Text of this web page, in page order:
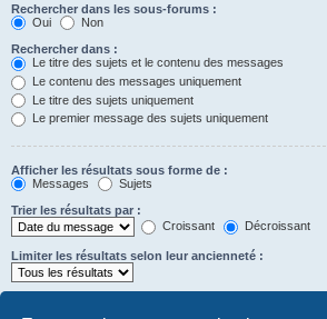
Rechercher dans les sous-forums :
Oui
Non
Rechercher dans :
Le titre des sujets et le contenu des messages
Le contenu des messages uniquement
Le titre des sujets uniquement
Le premier message des sujets uniquement
Afficher les résultats sous forme de :
Messages
Sujets
Trier les résultats par :
Croissant
Décroissant
Limiter les résultats selon leur ancienneté :